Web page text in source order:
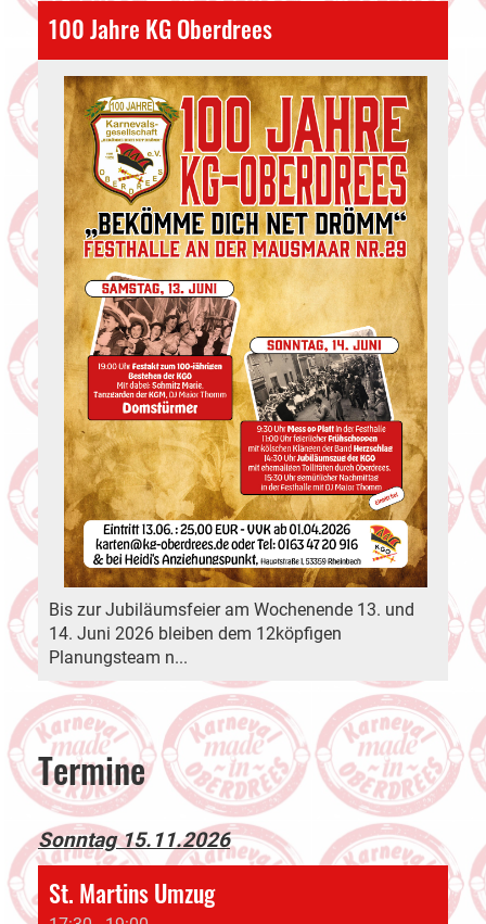
100 Jahre KG Oberdrees
Bis zur Jubiläumsfeier am Wochenende 13. und
14. Juni 2026 bleiben dem 12köpfigen
Planungsteam n...
Termine
Sonntag 15.11.2026
St. Martins Umzug